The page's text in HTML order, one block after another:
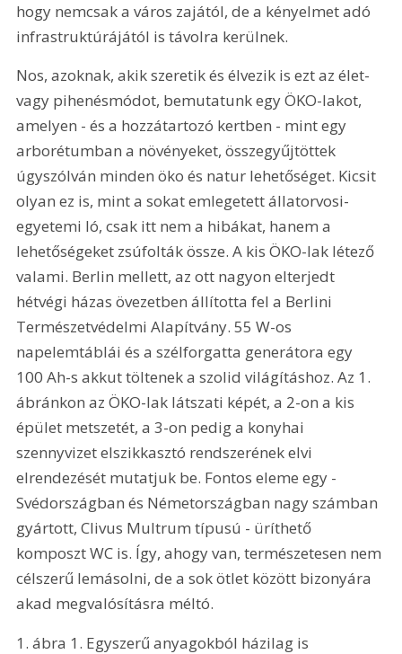
hogy nemcsak a város zajától, de a kényelmet adó
infrastruktúrájától is távolra kerülnek.
Nos, azoknak, akik szeretik és élvezik is ezt az élet-
vagy pihenésmódot, bemutatunk egy ÖKO-lakot,
amelyen - és a hozzátartozó kertben - mint egy
arborétumban a növényeket, összegyűjtöttek
úgyszólván minden öko és natur lehetőséget. Kicsit
olyan ez is, mint a sokat emlegetett állatorvosi-
egyetemi ló, csak itt nem a hibákat, hanem a
lehetőségeket zsúfolták össze. A kis ÖKO-lak létező
valami. Berlin mellett, az ott nagyon elterjedt
hétvégi házas övezetben állította fel a Berlini
Természetvédelmi Alapítvány. 55 W-os
napelemtáblái és a szélforgatta generátora egy
100 Ah-s akkut töltenek a szolid világításhoz. Az 1.
ábránkon az ÖKO-lak látszati képét, a 2-on a kis
épület metszetét, a 3-on pedig a konyhai
szennyvizet elszikkasztó rendszerének elvi
elrendezését mutatjuk be. Fontos eleme egy -
Svédországban és Németországban nagy számban
gyártott, Clivus Multrum típusú - üríthető
komposzt WC is. Így, ahogy van, természetesen nem
célszerű lemásolni, de a sok ötlet között bizonyára
akad megvalósításra méltó.
1. ábra 1. Egyszerű anyagokból házilag is